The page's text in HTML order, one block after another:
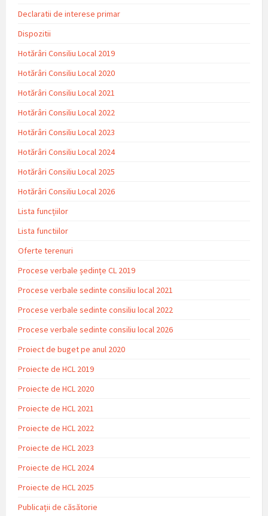
Declaratii de interese primar
Dispozitii
Hotărâri Consiliu Local 2019
Hotărâri Consiliu Local 2020
Hotărâri Consiliu Local 2021
Hotărâri Consiliu Local 2022
Hotărâri Consiliu Local 2023
Hotărâri Consiliu Local 2024
Hotărâri Consiliu Local 2025
Hotărâri Consiliu Local 2026
Lista funcțiilor
Lista functiilor
Oferte terenuri
Procese verbale ședințe CL 2019
Procese verbale sedinte consiliu local 2021
Procese verbale sedinte consiliu local 2022
Procese verbale sedinte consiliu local 2026
Proiect de buget pe anul 2020
Proiecte de HCL 2019
Proiecte de HCL 2020
Proiecte de HCL 2021
Proiecte de HCL 2022
Proiecte de HCL 2023
Proiecte de HCL 2024
Proiecte de HCL 2025
Publicații de căsătorie